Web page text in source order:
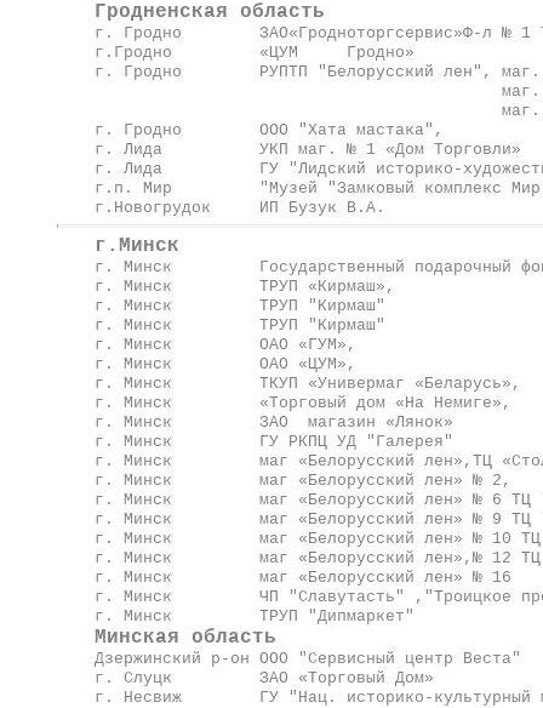
Гродненская область
г. Гродно
г.Гродно
«ЦУМ Гродно»
г. Гродно РУПТП
маг. №11 ул.
маг. №8 ул.
г. Гродно ООО
г. Лида УКП маг. № 1 «Дом
г. Лида ГУ "Лидский
г.п. Мир "Музей "Замковый
г.Новогрудок ИП Бузук В.А.
г.Минск
г. Минск Государственный
г. Минск ТРУП
г. Минск ТРУП
г. Минск ТРУП
г. Минск ОАО
г. Минск ОАО «ЦУМ»,
г. Минск ТКУП «Универмаг
г. Минск «Торговый
г. Минск ЗАО магазин
г. Минск ГУ РКПЦ УД
г. Минск маг «Белорусский
г. Минск маг
г. Минск маг «Белорусский
г. Минск маг «Белорусский лен»
г. Минск маг «Белорусский
г. Минск маг «Белорусский
г. Минск маг «Белорусский
г. Минск ЧП "Славутасть"
г. Минск ТРУП
Минская область
Дзержинский р-он ООО "Сервисный
г. Слуцк ЗАО
г. Несвиж ГУ "Нац. историко-культурный